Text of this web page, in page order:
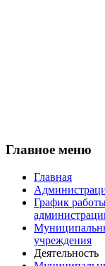
Главное меню
Главная
График
учреждения
Деятельность